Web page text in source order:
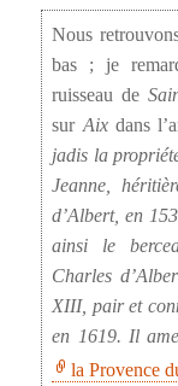
Nous
bas ; je
ruisseau de
surAixdans
jadis la
Jeanne,
d’Albert, en
ainsi le
Charles
XIII, pair et
en 1619. Il
la Provence